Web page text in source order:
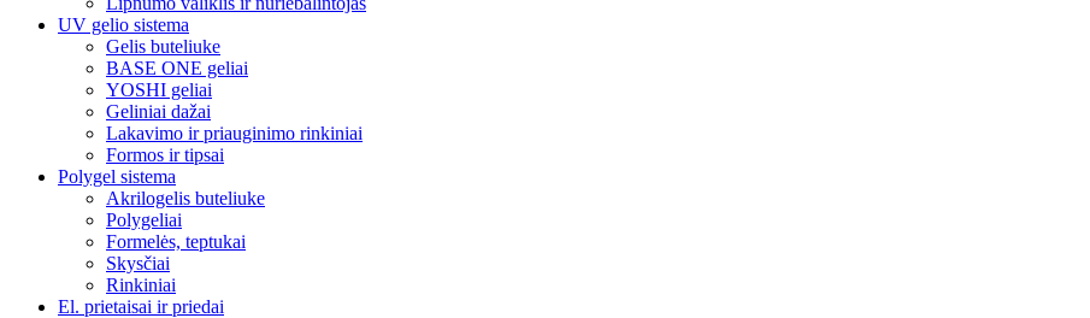
UV gelio sistema
Gelis buteliuke
BASE ONE geliai
YOSHI geliai
Geliniai dažai
Lakavimo ir priauginimo rinkiniai
Formos ir tipsai
Polygel sistema
Akrilogelis buteliuke
Polygeliai
Formelės, teptukai
Skysčiai
Rinkiniai
El. prietaisai ir priedai